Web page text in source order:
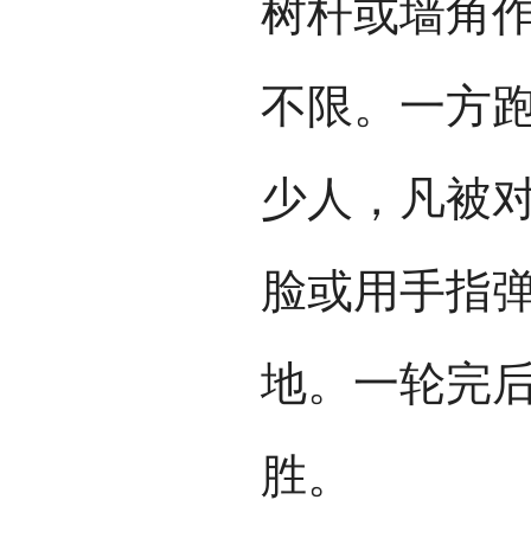
树杆或墙角
不限。一方
少人，凡被
脸或用手指
地。一轮完
胜。